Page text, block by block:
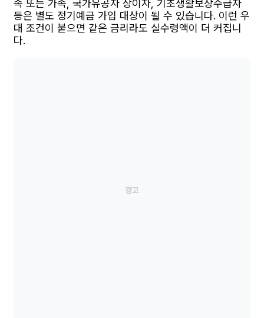
족 또는 가족, 국가유공자 상이자, 기초생활보장수급자
등은 별도 정기예금 가입 대상이 될 수 있습니다. 이런 우
대 조건이 붙으면 같은 금리라도 실수령액이 더 커집니
다.